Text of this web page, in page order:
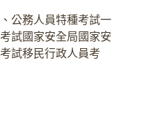
公務人員特種考試一
試國家安全局國家安
試移民行政人員考